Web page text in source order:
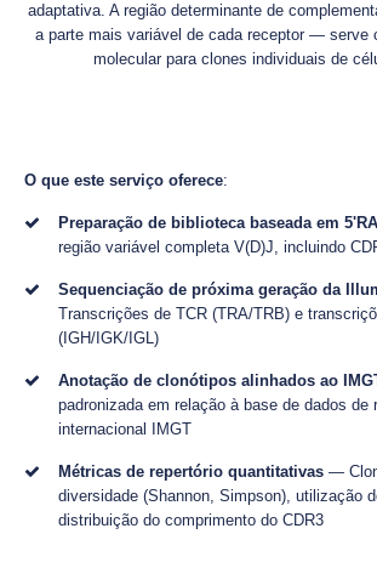
adaptativa. A região determinante de
a parte mais variável de cada receptor — serve
molecular para clones individuais de
O que este serviço oferece:
Preparação de biblioteca baseada em
região variável completa V(D)J, incluindo
Sequenciação de próxima geração da
Transcrições de TCR (TRA/TRB) e
(IGH/IGK/IGL)
Anotação de clonótipos alinhados ao
padronizada em relação à base de dados de
internacional IMGT
Métricas de repertório quantitativas —
diversidade (Shannon, Simpson), utilização
distribuição do comprimento do CDR3